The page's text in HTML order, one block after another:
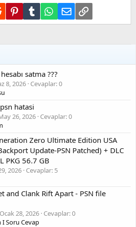
Reddit PinterestTumblr WhatsApp
E-postaLink
satma ???
8, 2026 Cevaplar: 0
hatasi
26, 2026 Cevaplar: 0
Zero Ultimate Edition USA
Update-PSN Patched) + DLC
PKG 56.7 GB
2026 Cevaplar: 5
and Clank Rift Apart - PSN file
Ocak 28, 2026 Cevaplar: 0
I Soru Cevap